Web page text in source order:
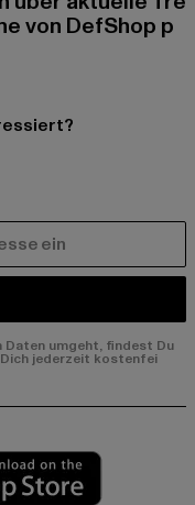
von DefShop p
Daten umgeht, findest Du
jederzeit kostenfei